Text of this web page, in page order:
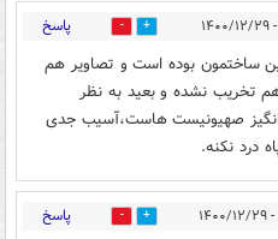
7 پاسخ
ساختمون بوده است و تصاویر هم
تخریب نشده و بعید به نظر
صهیونیست هاست،آسیب جدی
درد نکنه.
98 پاسخ